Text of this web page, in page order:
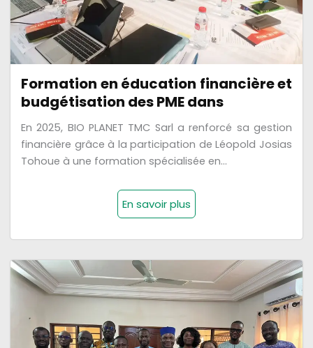
Formation en éducation financière et
budgétisation des PME dans
En 2025, BIO PLANET TMC Sarl a renforcé sa gestion
financière grâce à la participation de Léopold Josias
Tohoue à une formation spécialisée en...
En savoir plus